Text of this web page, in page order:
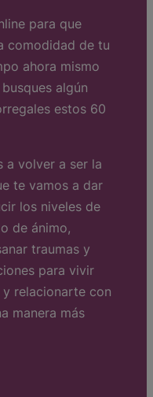
para que
comodidad de tu
ahora mismo
algún
estos 60
a volver a ser la
te vamos a dar
los niveles de
de ánimo,
traumas y
para vivir
y relacionarte con
manera más